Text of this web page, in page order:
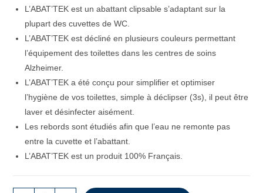
L’ABAT’TEK est un abattant clipsable s’adaptant sur la
plupart des cuvettes de WC.
L’ABAT’TEK est décliné en plusieurs couleurs permettant
l’équipement des toilettes dans les centres de soins
Alzheimer.
L’ABAT’TEK a été conçu pour simplifier et optimiser
l’hygiène de vos toilettes, simple à déclipser (3s), il peut être
laver et désinfecter aisément.
Les rebords sont étudiés afin que l’eau ne remonte pas
entre la cuvette et l’abattant.
L’ABAT’TEK est un produit 100% Français.